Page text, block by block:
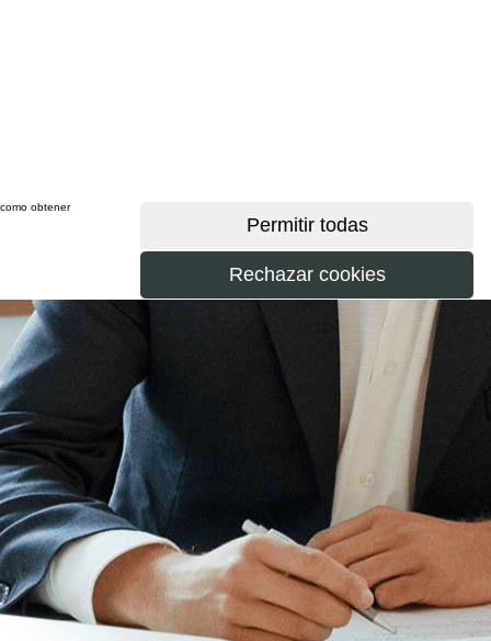
como obtener